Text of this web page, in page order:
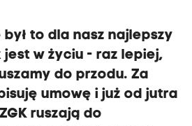
był to dla nasz najlepszy
jest w życiu - raz lepiej,
do przodu. Za
umowę i już od jutra
ruszają do